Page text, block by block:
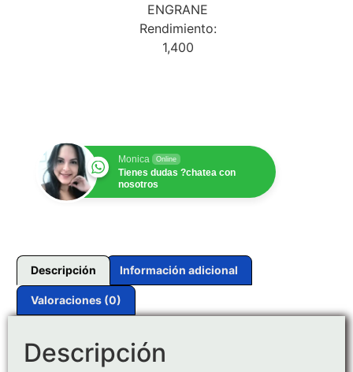
ENGRANE
Rendimiento:
1,400
Monica Online
Tienes dudas ?chatea con
nosotros
Descripción Información adicional
Valoraciones (0)
Descripción